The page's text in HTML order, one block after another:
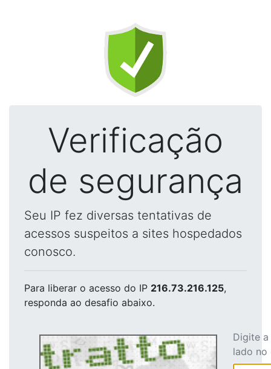
Verificação
de segurança
Seu IP fez diversas tentativas de
acessos suspeitos a sites hospedados
conosco.
Para liberar o acesso do IP 216.73.216.125,
responda ao desafio abaixo.
Digite
lado no